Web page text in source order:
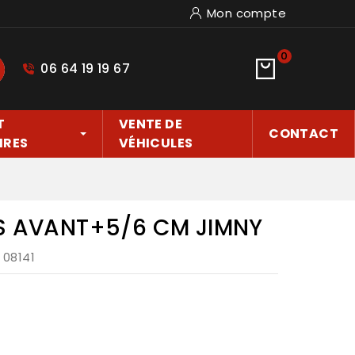
Mon compte
06 64 19 19 67
0
VENTE DE
VÉHICULES
CONTACT
AVANT+5/6 CM JIMNY
08141